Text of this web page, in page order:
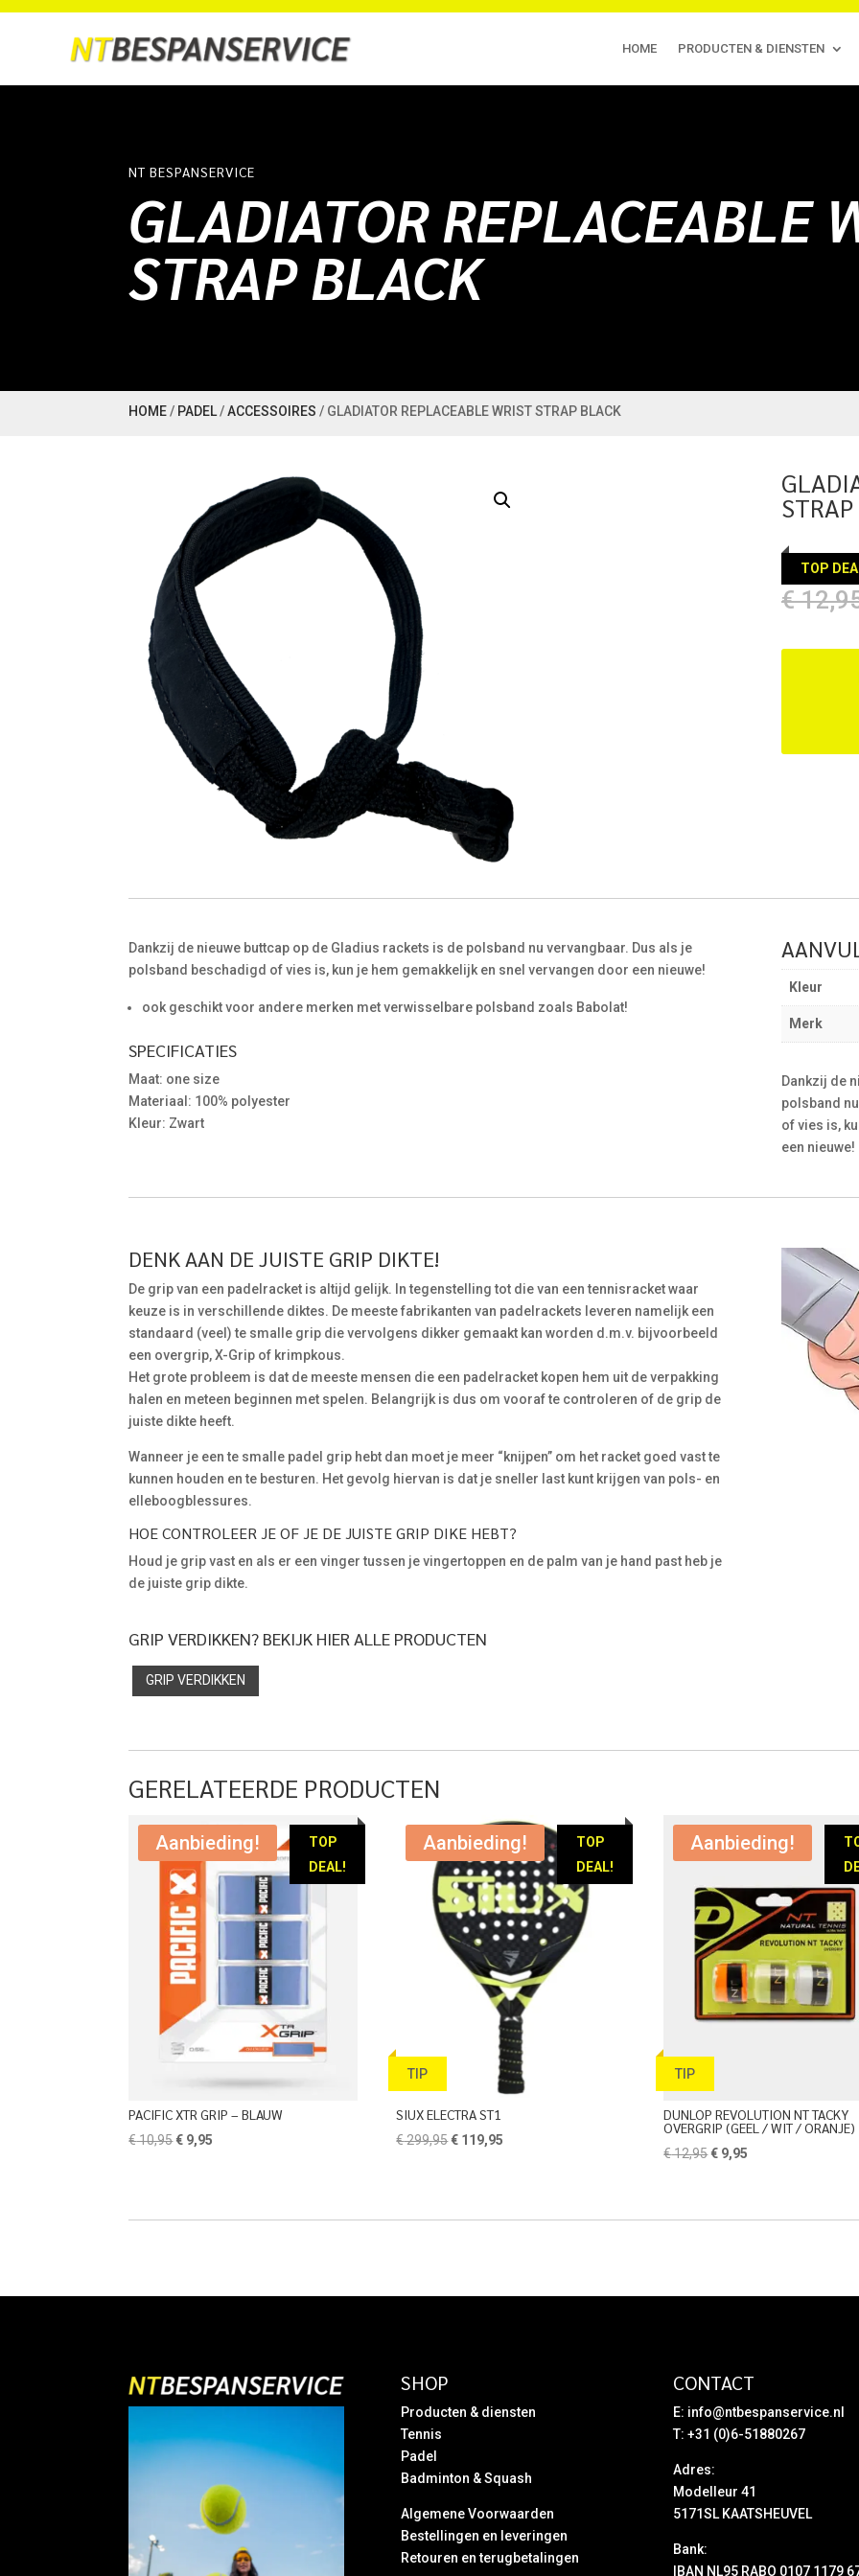
HOME PRODUCTEN & DIENSTEN
NT BESPANSERVICE
GLADIATOR REPLACEABLE
STRAP BLACK
HOME/ PADEL/ACCESSOIRES / GLADIATOR REPLACEABLE WRIST STRAP BLACK
TOP
€
Dankzij de nieuwe buttcap op de Gladius rackets is de polsband nu vervangbaar. Dus als je
polsband beschadigd of vies is, kun je hem gemakkelijk en snel vervangen door een nieuwe!
ook geschikt voor andere merken met verwisselbare polsband zoals Babolat!
SPECIFICATIES
Maat: one size
Materiaal: 100% polyester
Kleur: Zwart
Kleur
Merk
Dankzij de
polsband
of vies is,
een nieuwe!
DENK AAN DE JUISTE GRIP DIKTE!
De grip van een padelracket is altijd gelijk. In tegenstelling tot die van een tennisracket waar
keuze is in verschillende diktes. De meeste fabrikanten van padelrackets leveren namelijk een
standaard (veel) te smalle grip die vervolgens dikker gemaakt kan worden d.m.v. bijvoorbeeld
een overgrip, X-Grip of krimpkous.
Het grote probleem is dat de meeste mensen die een padelracket kopen hem uit de verpakking
halen en meteen beginnen met spelen. Belangrijk is dus om vooraf te controleren of de grip de
juiste dikte heeft.
Wanneer je een te smalle padel grip hebt dan moet je meer “knijpen” om het racket goed vast te
kunnen houden en te besturen. Het gevolg hiervan is dat je sneller last kunt krijgen van pols- en
elleboogblessures.
HOE CONTROLEER JE OF JE DE JUISTE GRIP DIKE HEBT?
Houd je grip vast en als er een vinger tussen je vingertoppen en de palm van je hand past heb je
de juiste grip dikte.
GRIP VERDIKKEN? BEKIJK HIER ALLE PRODUCTEN
GRIP VERDIKKEN
GERELATEERDE PRODUCTEN
TOP
DEAL!
Aanbieding!
PACIFIC XTR GRIP – BLAUW
€10,95Oorspronkelijke
€ 9,95
TOP
DEAL!
TIP
Aanbieding!
SIUX ELECTRA ST1
€299,95Oorspronkelijke
€ 119,95
TIP
Aanbieding!
DUNLOP REVOLUTION NT TACKY
OVERGRIP (GEEL / WIT / ORANJE)
€12,95Oorspronkelijke
€ 9,95
SHOP
Producten & diensten
Tennis
Padel
Badminton & Squash
Algemene Voorwaarden
Bestellingen en leveringen
Retouren en terugbetalingen
CONTACT
E: info@ntbespanservice.nl
T: +31 (0)6-51880267
Adres:
Modelleur 41
5171SL KAATSHEUVEL
Bank:
IBAN NL95 RABO 0107 1179